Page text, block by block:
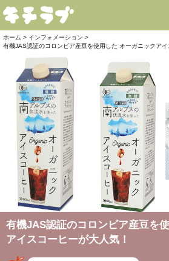
ホーム > インフォメーション >
有機JAS認証のコロンビア産豆を使用した オーガニックアイ
有機JAS認証のコロンビア産豆を
アイスコーヒーが大人気！